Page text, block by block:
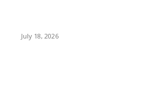
July 18, 2026